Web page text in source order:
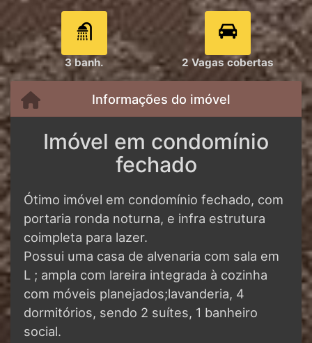
3 banh. 2 Vagas cobertas
Informações do imóvel
Imóvel em condomínio
fechado
Ótimo imóvel em condomínio fechado, com
portaria ronda noturna, e infra estrutura
coimpleta para lazer.
Possui uma casa de alvenaria com sala em
L ; ampla com lareira integrada à cozinha
com móveis planejados;lavanderia, 4
dormitórios, sendo 2 suítes, 1 banheiro
social.